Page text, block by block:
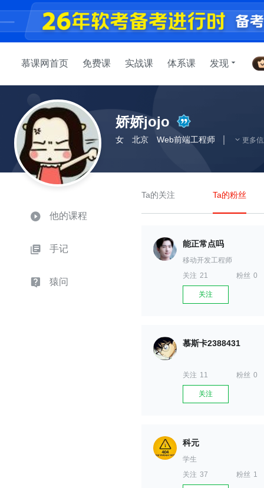
慕课网首页 免费课 实战课 体系课 发现
娇娇jojo
女 北京 Web前端工程师 更多
他的课程
手记
猿问
Ta的关注 Ta的粉丝
能正常点吗
移动开发工程师
关注 21 粉丝 0
关注
慕斯卡2388431
关注 11 粉丝 0
关注
科元
学生
关注 37 粉丝 1